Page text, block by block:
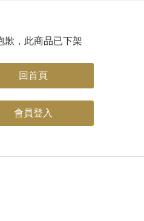
歉，此商品已下架
回首頁
會員登入